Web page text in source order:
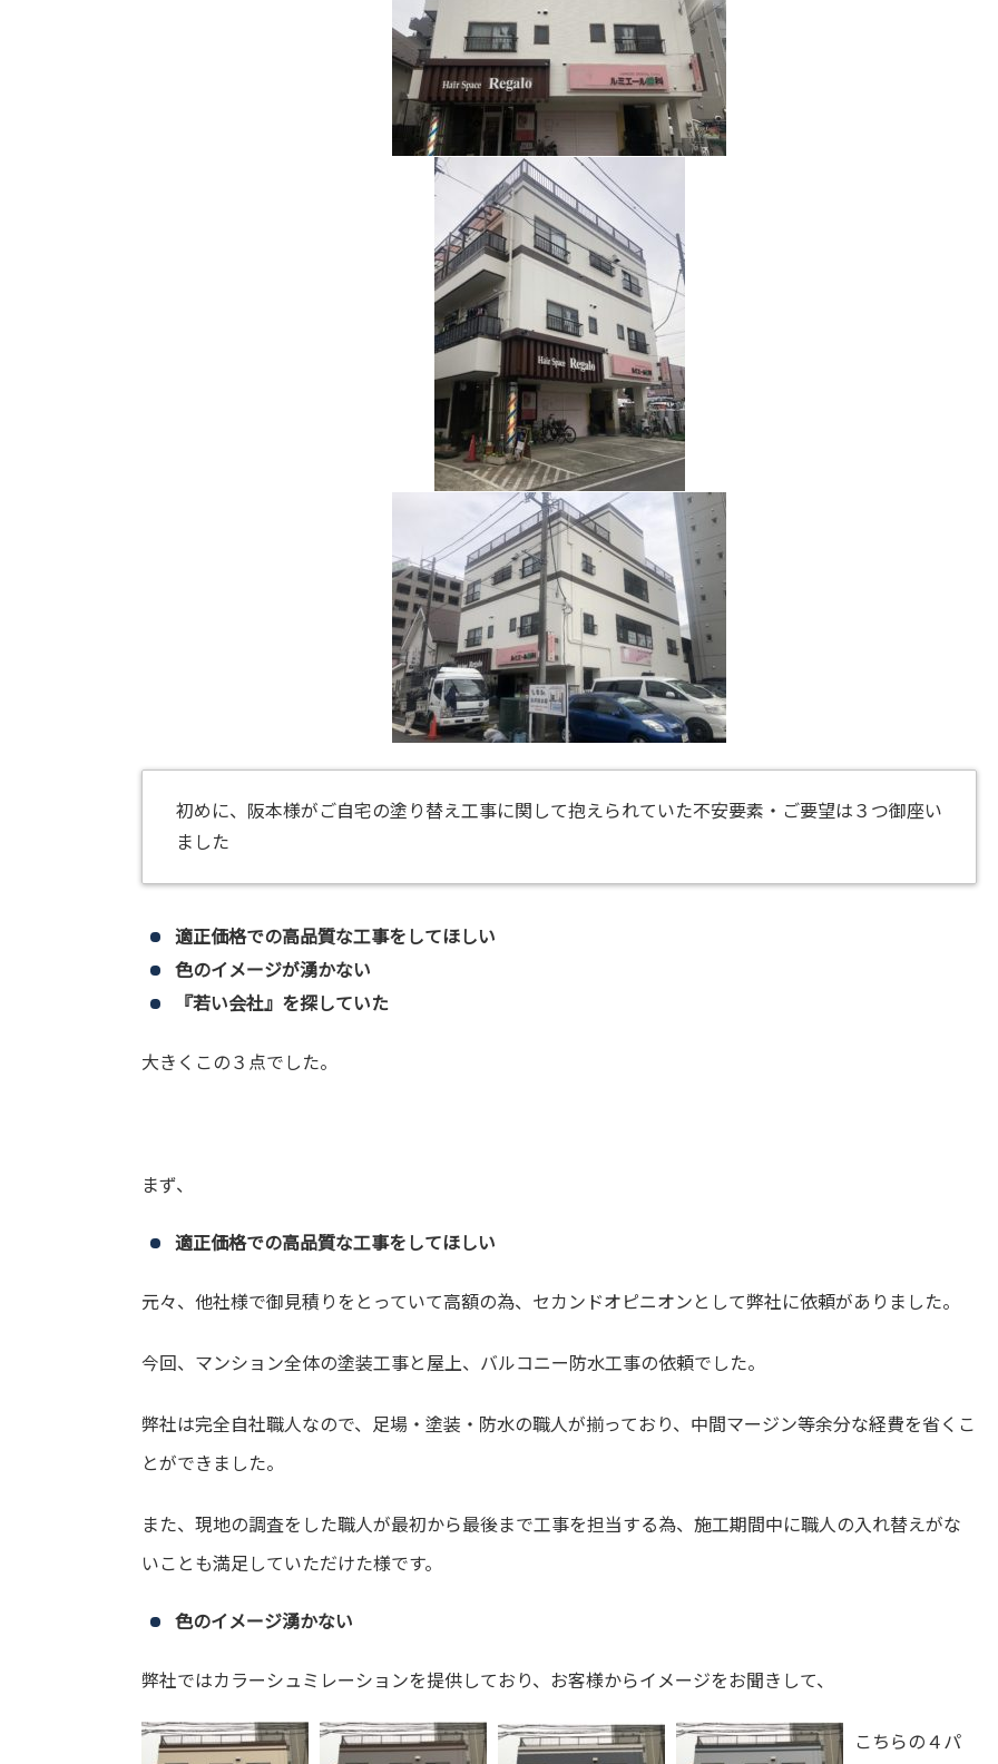
初めに、阪本様がご自宅の塗り替え工事に関して抱えられていた不安要素・ご要望は３つ御座い
ました
適正価格での高品質な工事をしてほしい
色のイメージが湧かない
『若い会社』を探していた
大きくこの３点でした。
まず、
適正価格での高品質な工事をしてほしい
元々、他社様で御見積りをとっていて高額の為、セカンドオピニオンとして弊社に依頼がありました。
今回、マンション全体の塗装工事と屋上、バルコニー防水工事の依頼でした。
弊社は完全自社職人なので、足場・塗装・防水の職人が揃っており、中間マージン等余分な経費を省くこ
とができました。
また、現地の調査をした職人が最初から最後まで工事を担当する為、施工期間中に職人の入れ替えがな
いことも満足していただけた様です。
色のイメージ湧かない
弊社ではカラーシュミレーションを提供しており、お客様からイメージをお聞きして、
こちらの４パ